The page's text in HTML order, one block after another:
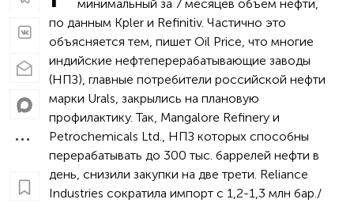
минимальный за 7 месяцев объем нефти,
по данным Kpler и Refinitiv. Частично это
объясняется тем, пишет Oil Price, что многие
индийские нефтеперерабатывающие заводы
(НПЗ), главные потребители российской нефти
марки Urals, закрылись на плановую
профилактику. Так, Mangalore Refinery и
Petrochemicals Ltd., НПЗ которых способны
перерабатывать до 300 тыс. баррелей нефти в
день, снизили закупки на две трети. Reliance
Industries сократила импорт с 1,2-1,3 млн бар./